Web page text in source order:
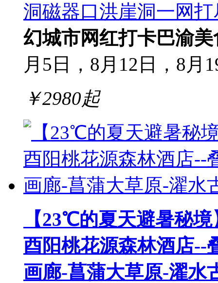
洞磁器口洪崖洞一网
幻城市网红打卡巴渝美
月5日，8月12日，8月
￥2980起
【23℃的夏天避暑秘
酉阳桃花源森林酒店--
画廊-菖蒲大草原-濯水